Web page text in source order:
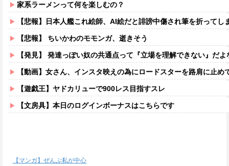
家系ラーメンって何を楽しむの？
【悲報】日本人艦これ絵師、AI絵だと誹謗中傷され筆を折ってし
【悲報】 ちいかわのモモンガ、逝きそう
【発見】 発達っぽい奴の共通点って『立場を理解できない』だよ
【動画】女さん、インスタ映えの為にロードスターを路肩に止めて記念撮影していたら後続車に突っ
【遊戯王】ヤドカリューで900レス目指すスレ
【文房具】本日のログインボーナスはこちらです
【マンガ】ぜんぶ私が中心